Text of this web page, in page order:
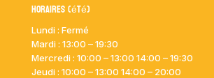
Horaires (été)
Lundi : Fermé
Mardi : 13:00 – 19:30
Mercredi : 10:00 – 13:00 14:00 – 19:30
Jeudi : 10:00 – 13:00 14:00 – 20:00